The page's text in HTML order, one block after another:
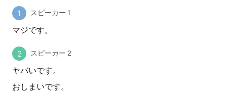
スピーカー 1
マジです。
スピーカー 2
ヤバいです。
おしまいです。